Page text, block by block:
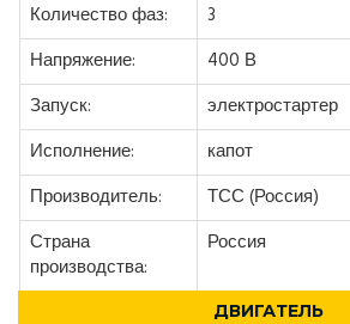
Количество фаз:
3
Напряжение:
400 В
Запуск:
электростартер
Исполнение:
капот
Производитель:
ТСС (Россия)
Страна
производства:
Россия
ДВИГАТЕЛЬ